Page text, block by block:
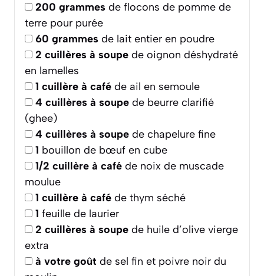
200 grammes de flocons de pomme de
terre pour purée
60 grammes de lait entier en poudre
2 cuillères à soupe de oignon déshydraté
en lamelles
1 cuillère à café de ail en semoule
4 cuillères à soupe de beurre clarifié
(ghee)
4 cuillères à soupe de chapelure fine
1 bouillon de bœuf en cube
1/2 cuillère à café de noix de muscade
moulue
1 cuillère à café de thym séché
1 feuille de laurier
2 cuillères à soupe de huile d’olive vierge
extra
à votre goût de sel fin et poivre noir du